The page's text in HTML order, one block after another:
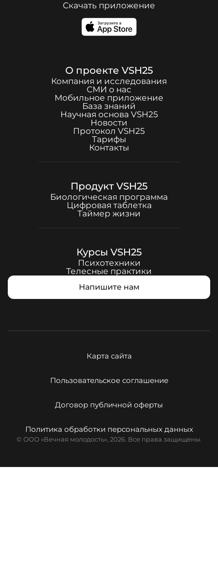
Скачать приложение
О проекте VSH25
Компания и исследования
СМИ о нас
Мобильное приложение
База знаний
Научная основа VSH25
Новости
Протокол VSH25
Тарифы
Контакты
Продукт VSH25
Биологическая программа
Цифровая таблетка
Таймер жизни
Курсы VSH25
Психотехники
Телесные практики
Напишите нам
Карта сайта
Пользовательское соглашение
Договор публичной оферты
Политика обработки персональных данных
© ООО «Вечная молодость», 2026. Все права защищены.